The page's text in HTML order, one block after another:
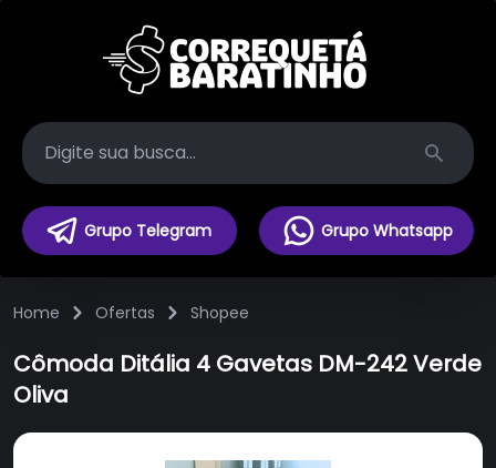
Search
Grupo Telegram Grupo Whatsapp
Home Ofertas Shopee
Cômoda Ditália 4 Gavetas DM-242 Verde
Oliva